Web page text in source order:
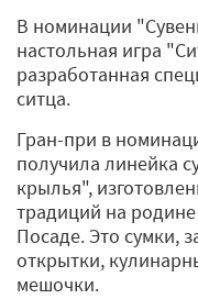
В номинации
настольная игра
разработанная
ситца.
Гран-при в
получила линейка
крылья",
традиций на
Посаде. Это сумки,
открытки,
мешочки.